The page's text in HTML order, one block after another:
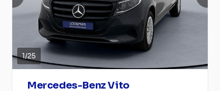
1/25
Mercedes-Benz Vito